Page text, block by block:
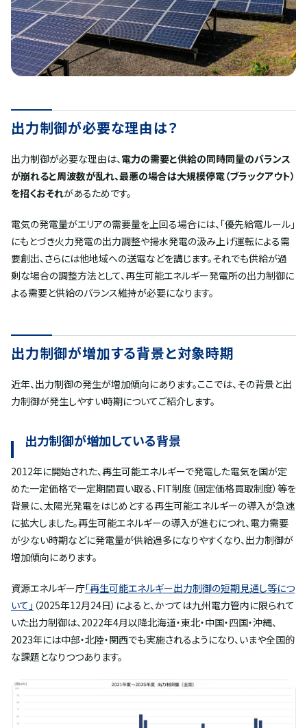
出力制御が必要な理由は？
出力制御が必要な理由は、電力の需要と供給の同時同量のバランス
が崩れると周波数が乱れ、最悪の場合は大規模停電（ブラックアウト）
を招くおそれがあるためです。
電気の発電量がエリアの需要量を上回る場合には、「優先給電ルール」
にもとづき火力発電の出力調整や揚水発電の汲み上げ運転による需
要創出、さらには他地域への送電などを講じます。それでも供給が過
剰な場合の調整方法として、再生可能エネルギー発電所の出力制御に
よる需要と供給のバランス維持が必要になります。
出力制御が増加する背景と対象時期
近年、出力制御の発生が増加傾向にあります。ここでは、その背景と出
力制御が発生しやすい時期についてご紹介します。
出力制御が増加している背景
2012年に開始された、再生可能エネルギーで発電した電気を国が定
めた一定価格で一定期間買い取る、FIT制度（固定価格買取制度）等を
背景に、太陽光発電をはじめとする再生可能エネルギーの導入が急速
に拡大しました。再生可能エネルギーの導入が進むにつれ、電力需要
が少ない時期などに発電量が供給過多になりやすくなり、出力制御が
増加傾向にあります。
資源エネルギー庁「再生可能エネルギー出力制御の短期見通し等につ
いて」 （2025年12月24日）によると、かつては九州電力管内に限られて
いた出力制御は、2022年4月以降北海道・東北・中国・四国・沖縄、
2023年には中部・北陸・関西でも実施されるようになり、いまや全国的
な課題となりつつあります。